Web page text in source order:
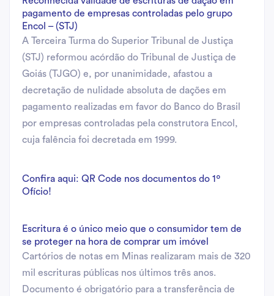
pagamento de empresas controladas pelo grupo
Encol – (STJ)
A Terceira Turma do Superior Tribunal de Justiça
(STJ) reformou acórdão do Tribunal de Justiça de
Goiás (TJGO) e, por unanimidade, afastou a
decretação de nulidade absoluta de dações em
pagamento realizadas em favor do Banco do Brasil
por empresas controladas pela construtora Encol,
cuja falência foi decretada em 1999.
Confira aqui: QR Code nos documentos do 1º
Ofício!
Escritura é o único meio que o consumidor tem de
se proteger na hora de comprar um imóvel
Cartórios de notas em Minas realizaram mais de 320
mil escrituras públicas nos últimos três anos.
Documento é obrigatório para a transferência de